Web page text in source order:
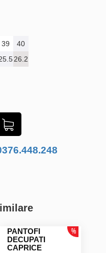
39
40
26.2
PANTOFI
DECUPATI
CAPRICE